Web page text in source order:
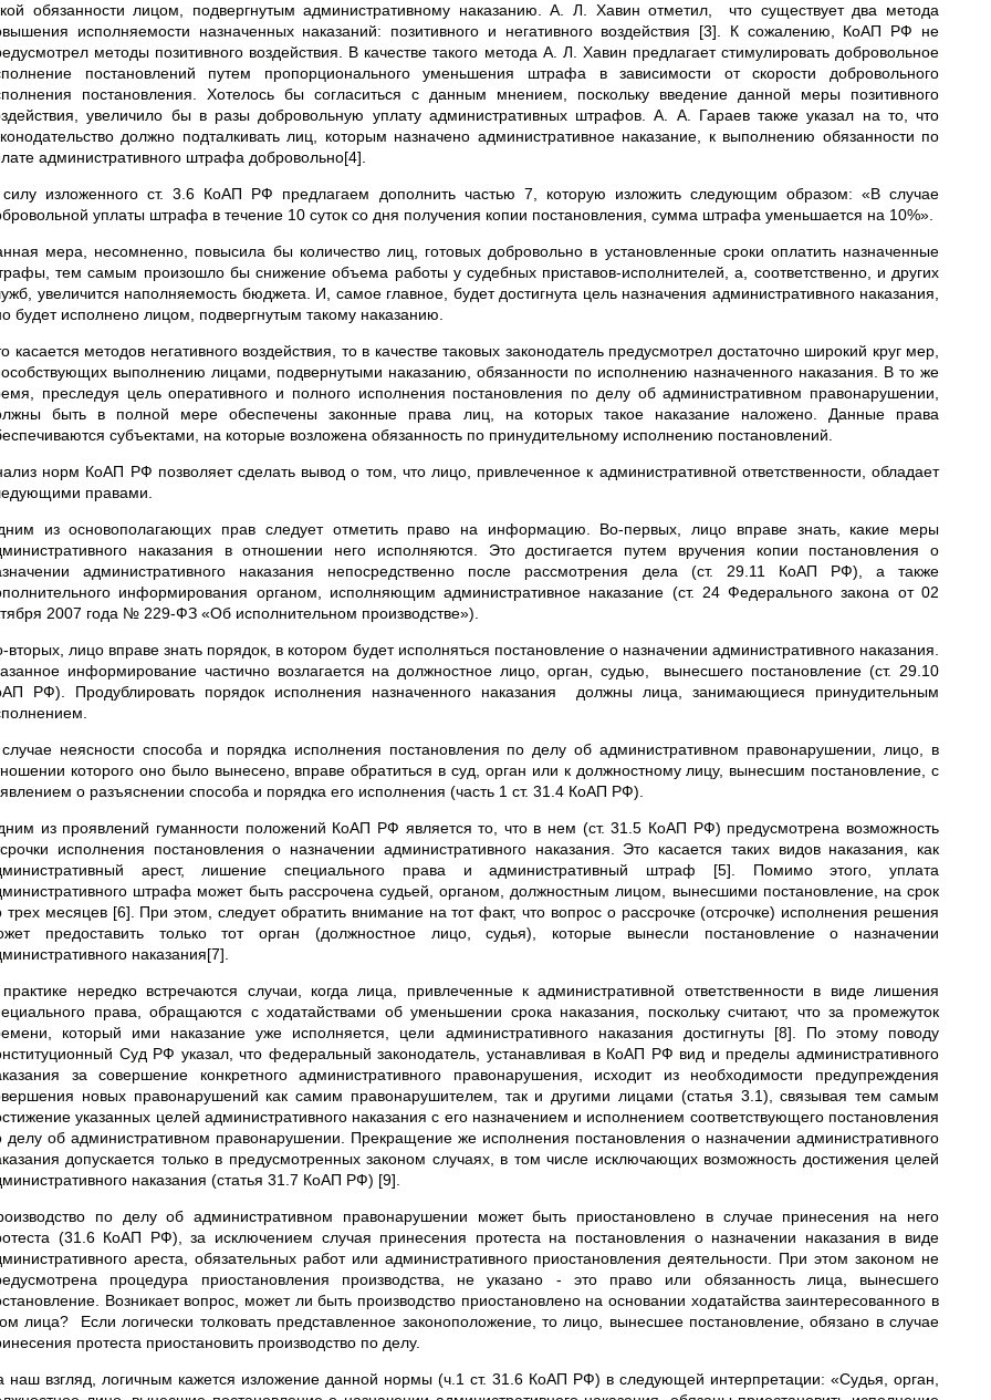
обязанности лицом, подвергнутым административному наказанию. А. Л. Хавин отметил, что существует два метода
исполняемости назначенных наказаний: позитивного и негативного воздействия [3]. К сожалению, КоАП РФ не
методы позитивного воздействия. В качестве такого метода А. Л. Хавин предлагает стимулировать добровольное
постановлений путем пропорционального уменьшения штрафа в зависимости от скорости добровольного
постановления. Хотелось бы согласиться с данным мнением, поскольку введение данной меры позитивного
увеличило бы в разы добровольную уплату административных штрафов. А. А. Гараев также указал на то, что
должно подталкивать лиц, которым назначено административное наказание, к выполнению обязанности по
административного штрафа добровольно[4].
изложенного ст. 3.6 КоАП РФ предлагаем дополнить частью 7, которую изложить следующим образом: «В случае
уплаты штрафа в течение 10 суток со дня получения копии постановления, сумма штрафа уменьшается на 10%».
мера, несомненно, повысила бы количество лиц, готовых добровольно в установленные сроки оплатить назначенные
тем самым произошло бы снижение объема работы у судебных приставов-исполнителей, а, соответственно, и других
увеличится наполняемость бюджета. И, самое главное, будет достигнута цель назначения административного наказания,
будет исполнено лицом, подвергнутым такому наказанию.
касается методов негативного воздействия, то в качестве таковых законодатель предусмотрел достаточно широкий круг мер,
выполнению лицами, подвернутыми наказанию, обязанности по исполнению назначенного наказания. В то же
преследуя цель оперативного и полного исполнения постановления по делу об административном правонарушении,
быть в полной мере обеспечены законные права лиц, на которых такое наказание наложено. Данные права
субъектами, на которые возложена обязанность по принудительному исполнению постановлений.
норм КоАП РФ позволяет сделать вывод о том, что лицо, привлеченное к административной ответственности, обладает
правами.
из основополагающих прав следует отметить право на информацию. Во-первых, лицо вправе знать, какие меры
наказания в отношении него исполняются. Это достигается путем вручения копии постановления о
административного наказания непосредственно после рассмотрения дела (ст. 29.11 КоАП РФ), а также
информирования органом, исполняющим административное наказание (ст. 24 Федерального закона от 02
2007 года № 229-ФЗ «Об исполнительном производстве»).
вторых, лицо вправе знать порядок, в котором будет исполняться постановление о назначении административного наказания.
информирование частично возлагается на должностное лицо, орган, судью, вынесшего постановление (ст. 29.10
РФ). Продублировать порядок исполнения назначенного наказания должны лица, занимающиеся принудительным
неясности способа и порядка исполнения постановления по делу об административном правонарушении, лицо, в
которого оно было вынесено, вправе обратиться в суд, орган или к должностному лицу, вынесшим постановление, с
о разъяснении способа и порядка его исполнения (часть 1 ст. 31.4 КоАП РФ).
из проявлений гуманности положений КоАП РФ является то, что в нем (ст. 31.5 КоАП РФ) предусмотрена возможность
исполнения постановления о назначении административного наказания. Это касается таких видов наказания, как
арест, лишение специального права и административный штраф [5]. Помимо этого, уплата
штрафа может быть рассрочена судьей, органом, должностным лицом, вынесшими постановление, на срок
трех месяцев [6]. При этом, следует обратить внимание на тот факт, что вопрос о рассрочке (отсрочке) исполнения решения
предоставить только тот орган (должностное лицо, судья), которые вынесли постановление о назначении
наказания[7].
нередко встречаются случаи, когда лица, привлеченные к административной ответственности в виде лишения
права, обращаются с ходатайствами об уменьшении срока наказания, поскольку считают, что за промежуток
который ими наказание уже исполняется, цели административного наказания достигнуты [8]. По этому поводу
Суд РФ указал, что федеральный законодатель, устанавливая в КоАП РФ вид и пределы административного
за совершение конкретного административного правонарушения, исходит из необходимости предупреждения
новых правонарушений как самим правонарушителем, так и другими лицами (статья 3.1), связывая тем самым
указанных целей административного наказания с его назначением и исполнением соответствующего постановления
делу об административном правонарушении. Прекращение же исполнения постановления о назначении административного
допускается только в предусмотренных законом случаях, в том числе исключающих возможность достижения целей
наказания (статья 31.7 КоАП РФ) [9].
по делу об административном правонарушении может быть приостановлено в случае принесения на него
(31.6 КоАП РФ), за исключением случая принесения протеста на постановления о назначении наказания в виде
ареста, обязательных работ или административного приостановления деятельности. При этом законом не
процедура приостановления производства, не указано - это право или обязанность лица, вынесшего
Возникает вопрос, может ли быть производство приостановлено на основании ходатайства заинтересованного в
лица? Если логически толковать представленное законоположение, то лицо, вынесшее постановление, обязано в случае
протеста приостановить производство по делу.
наш взгляд, логичным кажется изложение данной нормы (ч.1 ст. 31.6 КоАП РФ) в следующей интерпретации: «Судья, орган,